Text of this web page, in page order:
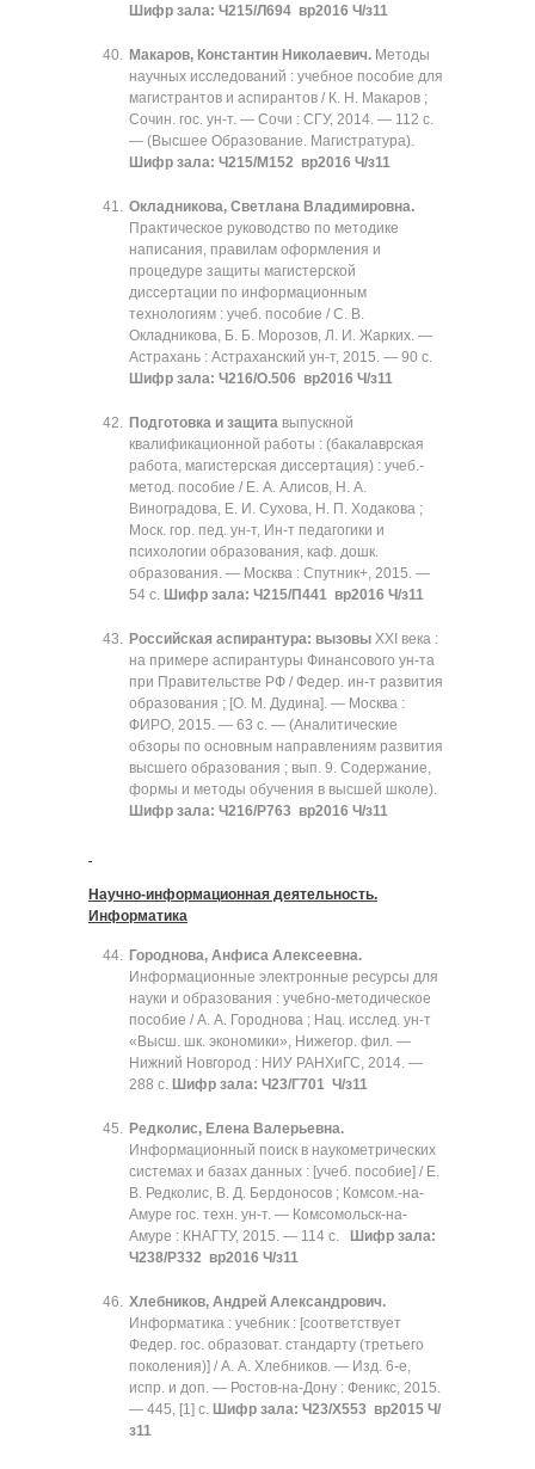
Шифр зала: Ч215/Л694 вр2016 Ч/з11
Макаров, Константин Николаевич. Методы
научных исследований : учебное пособие для
магистрантов и аспирантов / К. Н. Макаров ;
Сочин. гос. ун-т. — Сочи : СГУ, 2014. — 112 с.
— (Высшее Образование. Магистратура).
Шифр зала: Ч215/М152 вр2016 Ч/з11
Окладникова, Светлана Владимировна.
Практическое руководство по методике
написания, правилам оформления и
процедуре защиты магистерской
диссертации по информационным
технологиям : учеб. пособие / С. В.
Окладникова, Б. Б. Морозов, Л. И. Жарких. —
Астрахань : Астраханский ун-т, 2015. — 90 с.
Шифр зала: Ч216/О.506 вр2016 Ч/з11
Подготовка и защита выпускной
квалификационной работы : (бакалаврская
работа, магистерская диссертация) : учеб.-
метод. пособие / Е. А. Алисов, Н. А.
Виноградова, Е. И. Сухова, Н. П. Ходакова ;
Моск. гор. пед. ун-т, Ин-т педагогики и
психологии образования, каф. дошк.
образования. — Москва : Спутник+, 2015. —
54 с. Шифр зала: Ч215/П441 вр2016 Ч/з11
Российская аспирантура: вызовы XXI века :
на примере аспирантуры Финансового ун-та
при Правительстве РФ / Федер. ин-т развития
образования ; [О. М. Дудина]. — Москва :
ФИРО, 2015. — 63 с. — (Аналитические
обзоры по основным направлениям развития
высшего образования ; вып. 9. Содержание,
формы и методы обучения в высшей школе).
Шифр зала: Ч216/Р763 вр2016 Ч/з11
Научно-информационная деятельность.
Информатика
Городнова, Анфиса Алексеевна.
Информационные электронные ресурсы для
науки и образования : учебно-методическое
пособие / А. А. Городнова ; Нац. исслед. ун-т
«Высш. шк. экономики», Нижегор. фил. —
Нижний Новгород : НИУ РАНХиГС, 2014. —
288 с. Шифр зала: Ч23/Г701 Ч/з11
Редколис, Елена Валерьевна.
Информационный поиск в наукометрических
системах и базах данных : [учеб. пособие] / Е.
В. Редколис, В. Д. Бердоносов ; Комсом.-на-
Амуре гос. техн. ун-т. — Комсомольск-на-
Амуре : КНАГТУ, 2015. — 114 с.
Шифр зала:
Ч238/Р332 вр2016 Ч/з11
Хлебников, Андрей Александрович.
Информатика : учебник : [соответствует
Федер. гос. образоват. стандарту (третьего
поколения)] / А. А. Хлебников. — Изд. 6-е,
испр. и доп. — Ростов-на-Дону : Феникс, 2015.
— 445, [1] с. Шифр зала: Ч23/Х553 вр2015 Ч/
з11